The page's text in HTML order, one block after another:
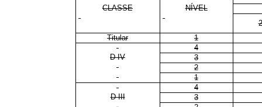
CLASSE
NÍVEL
Titular
1
4
D IV
3
2
1
4
D III
3